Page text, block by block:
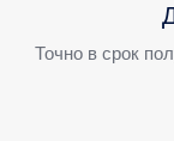
Точно в срок